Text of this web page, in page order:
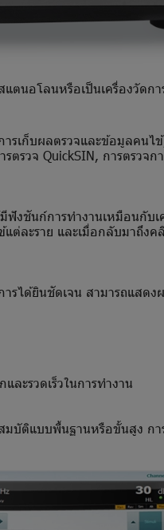
แตนอโลนหรือเป็นเครื่องวัด
เก็บผลตรวจและข้อมูลคนไ
รวจ QuickSIN, การตรวจก
งชันก์การทำงานเหมือนกับเ
ต่ละราย และเมื่อกลับมาถึง
รได้ยินชัดเจน สามารถแสด
ะรวดเร็วในการทำงาน
มบัติแบบพื้นฐานหรือขั้นสูง กา